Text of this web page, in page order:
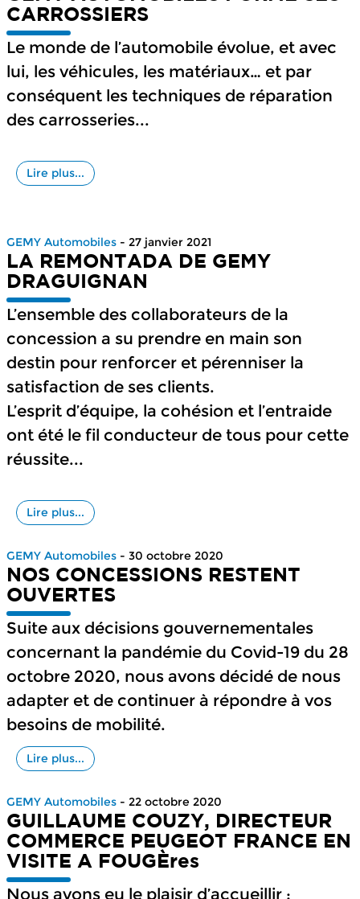
CARROSSIERS
Le monde de l’automobile évolue, et avec
lui, les véhicules, les matériaux… et par
conséquent les techniques de réparation
des carrosseries...
Lire plus...
GEMY Automobiles - 27 janvier 2021
LA REMONTADA DE GEMY
DRAGUIGNAN
L’ensemble des collaborateurs de la
concession a su prendre en main son
destin pour renforcer et pérenniser la
satisfaction de ses clients.
L’esprit d’équipe, la cohésion et l’entraide
ont été le fil conducteur de tous pour cette
réussite...
Lire plus...
GEMY Automobiles - 30 octobre 2020
NOS CONCESSIONS RESTENT
OUVERTES
Suite aux décisions gouvernementales
concernant la pandémie du Covid-19 du 28
octobre 2020, nous avons décidé de nous
adapter et de continuer à répondre à vos
besoins de mobilité.
Lire plus...
GEMY Automobiles - 22 octobre 2020
GUILLAUME COUZY, DIRECTEUR
COMMERCE PEUGEOT FRANCE EN
VISITE A FOUGÈres
Nous avons eu le plaisir d’accueillir :